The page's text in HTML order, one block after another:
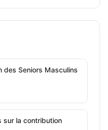
des Seniors Masculins
sur la contribution